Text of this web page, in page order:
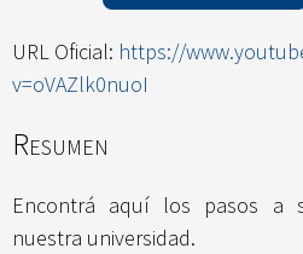
URL Oficial: https://
v=oVAZlk0nuoI
Resumen
Encontrá aquí los pasos a
nuestra universidad.